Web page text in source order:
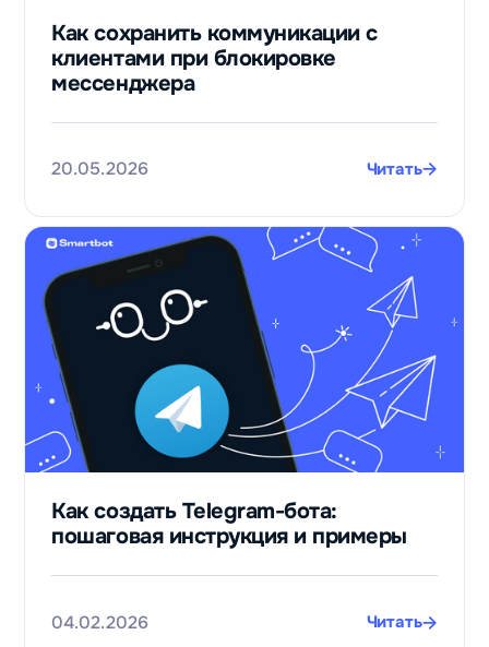
Как сохранить коммуникации с
клиентами при блокировке
мессенджера
20.05.2026 Читать
Как создать Telegram-бота:
пошаговая инструкция и примеры
04.02.2026 Читать